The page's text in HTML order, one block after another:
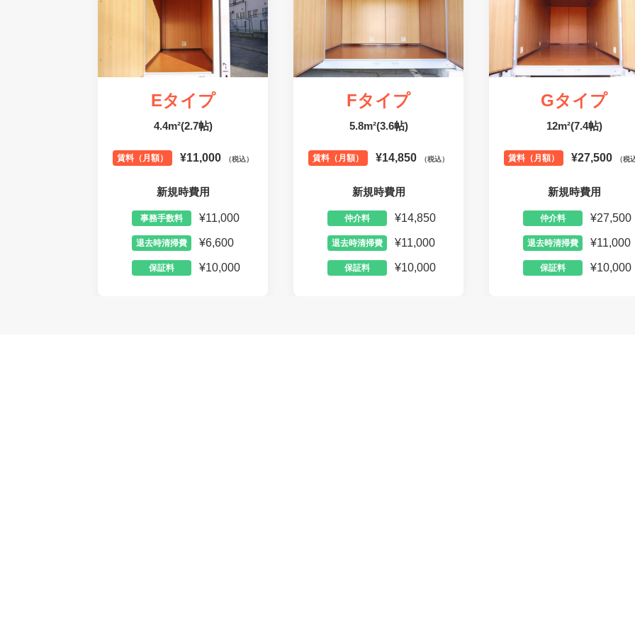
Eタイプ
4.4m²(2.7帖)
賃料（月額） ¥11,000 （税込）
新規時費用
事務手数料 ¥11,000
退去時清掃費 ¥6,600
保証料 ¥10,000
Fタイプ
5.8m²(3.6帖)
賃料（月額） ¥14,850 （税込）
新規時費用
仲介料 ¥14,850
退去時清掃費 ¥11,000
保証料 ¥10,000
Gタイプ
12m²(7.4帖)
賃料（月額） ¥27,500 （税
新規時費用
仲介料 ¥27,500
退去時清掃費 ¥11,000
保証料 ¥10,000